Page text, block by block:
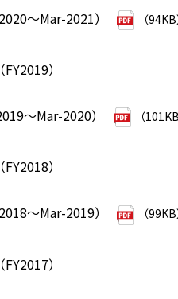
～Mar-2021） （
）
～Mar-2020） （
）
～Mar-2019） （
）